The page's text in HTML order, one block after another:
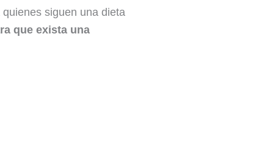
siguen una dieta
que exista una